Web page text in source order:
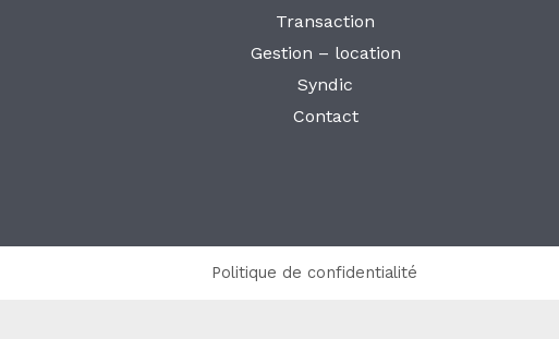
Transaction
Gestion – location
Syndic
Contact
Politique de confidentialité